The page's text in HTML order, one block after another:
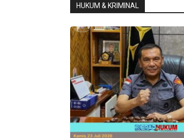
HUKUM & KRIMINAL